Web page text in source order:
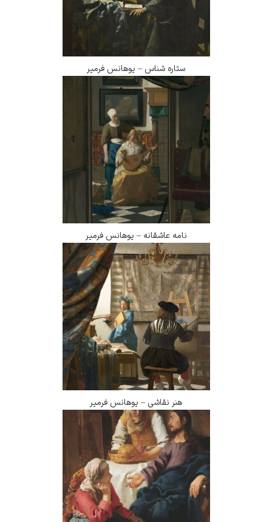
ستاره شناس – یوهانس فرمیر
نامه عاشقانه – یوهانس فرمیر
هنر نقاشی – یوهانس فرمیر